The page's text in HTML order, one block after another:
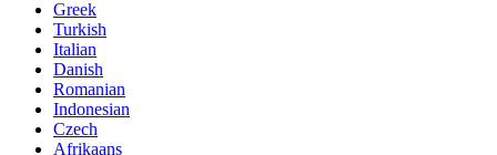
Greek
Turkish
Italian
Danish
Romanian
Indonesian
Czech
Afrikaans